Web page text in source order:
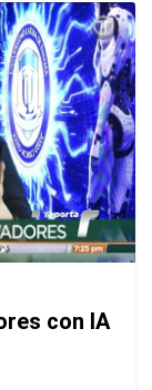
con IA